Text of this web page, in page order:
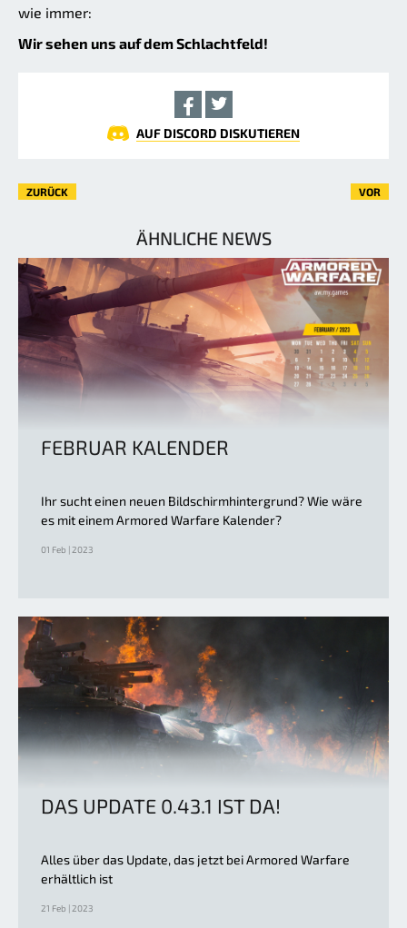
wie immer:
Wir sehen uns auf dem Schlachtfeld!
AUF DISCORD DISKUTIEREN
ZURÜCK VOR
ÄHNLICHE NEWS
FEBRUAR KALENDER
Ihr sucht einen neuen Bildschirmhintergrund? Wie wäre
es mit einem Armored Warfare Kalender?
01 Feb | 2023
DAS UPDATE 0.43.1 IST DA!
Alles über das Update, das jetzt bei Armored Warfare
erhältlich ist
21 Feb | 2023